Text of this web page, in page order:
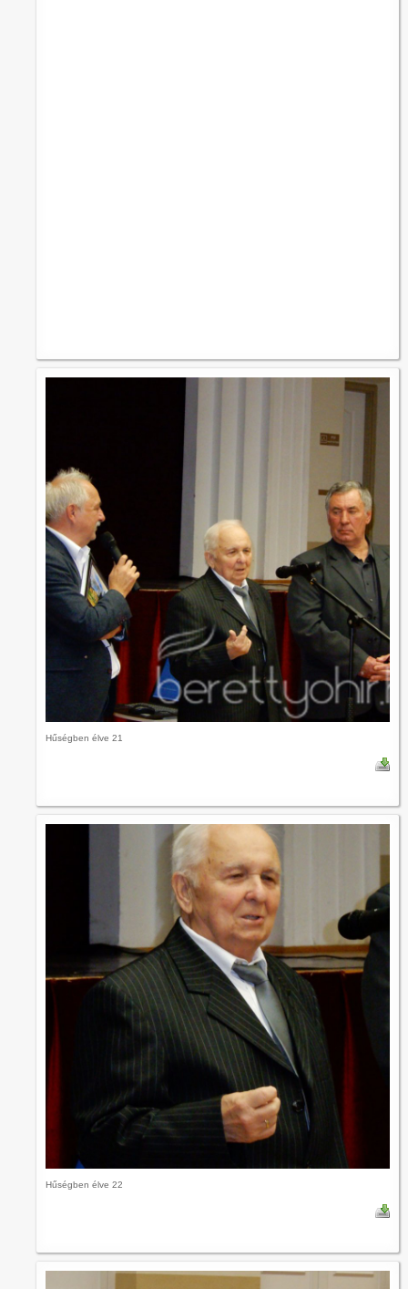
Hűségben élve 21
Hűségben élve 22